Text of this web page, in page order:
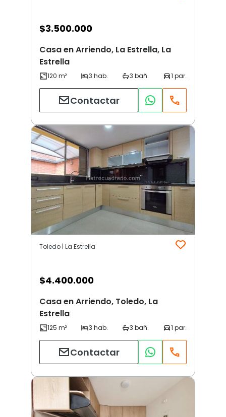
$3.500.000
Casa en Arriendo, La Estrella, La
Estrella
Contactar
Toledo | La Estrella
$4.400.000
Casa en Arriendo, Toledo, La
Estrella
Contactar